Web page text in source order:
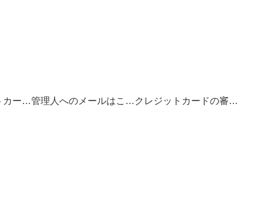
お得なクレジットカードの選び方 管理人へのメールはこちら クレジットカードの審査基準